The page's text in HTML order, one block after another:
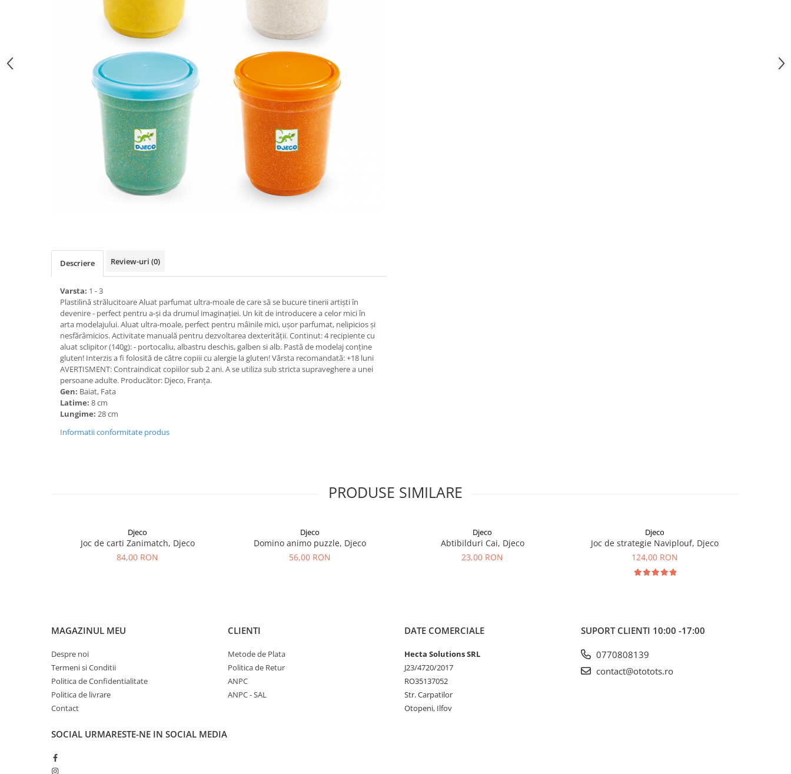
Descriere Review-uri (0)
Varsta: 1 - 3
Plastilină strălucitoare Aluat parfumat ultra-moale de care să se bucure tinerii artiști în
devenire - perfect pentru a-și da drumul imaginației. Un kit de introducere a celor mici în
arta modelajului. Aluat ultra-moale, perfect pentru mâinile mici, ușor parfumat, nelipicios și
nesfărâmicios. Activitate manuală pentru dezvoltarea dexterității. Continut: 4 recipiente cu
aluat sclipitor (140g): - portocaliu, albastru deschis, galben si alb. Pastă de modelaj conține
gluten! Interzis a fi folosită de către copiii cu alergie la gluten! Vârsta recomandată: +18 luni
AVERTISMENT: Contraindicat copiilor sub 2 ani. A se utiliza sub stricta supraveghere a unei
persoane adulte. Producător: Djeco, Franţa.
Gen: Baiat, Fata
Latime: 8 cm
Lungime: 28 cm
Informatii conformitate produs
PRODUSE SIMILARE
Djeco
Joc de carti Zanimatch, Djeco
84,00 RON
Djeco
Domino animo puzzle, Djeco
56,00 RON
Djeco
Abtibilduri Cai, Djeco
23,00 RON
Djeco
Joc de strategie Naviplouf, Djeco
124,00 RON
MAGAZINUL MEU
Despre noi
Termeni si Conditii
Politica de Confidentialitate
Politica de livrare
Contact
CLIENTI
Metode de Plata
Politica de Retur
ANPC
ANPC - SAL
DATE COMERCIALE
Hecta Solutions SRL
J23/4720/2017
RO35137052
Str. Carpatilor
Otopeni, Ilfov
SUPORT CLIENTI 10:00 -17:00
0770808139
contact@ototots.ro
SOCIAL URMARESTE-NE IN SOCIAL MEDIA